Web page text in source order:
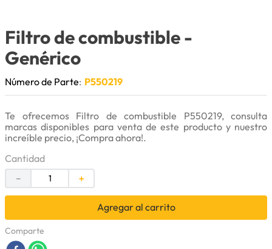
Filtro de combustible-
Genérico
Número de Parte: P550219
Te ofrecemos Filtro de combustible P550219, consulta
marcas disponibles para venta de este producto y nuestro
increíble precio, ¡Compra ahora!.
Cantidad
＋
－
Agregar al carrito
Comparte